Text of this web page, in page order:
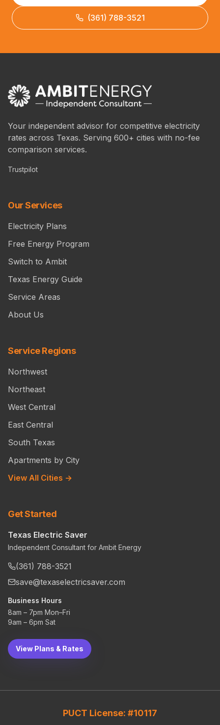
(361) 788-3521
Your independent advisor for competitive electricity
rates across Texas. Serving 600+ cities with no-fee
comparison services.
Trustpilot
Our Services
Electricity Plans
Free Energy Program
Switch to Ambit
Texas Energy Guide
Service Areas
About Us
Service Regions
Northwest
Northeast
West Central
East Central
South Texas
Apartments by City
View All Cities →
Get Started
Texas Electric Saver
Independent Consultant for Ambit Energy
(361) 788-3521
save@texaselectricsaver.com
Business Hours
8am – 7pm Mon–Fri
9am – 6pm Sat
View Plans & Rates
PUCT License: #10117